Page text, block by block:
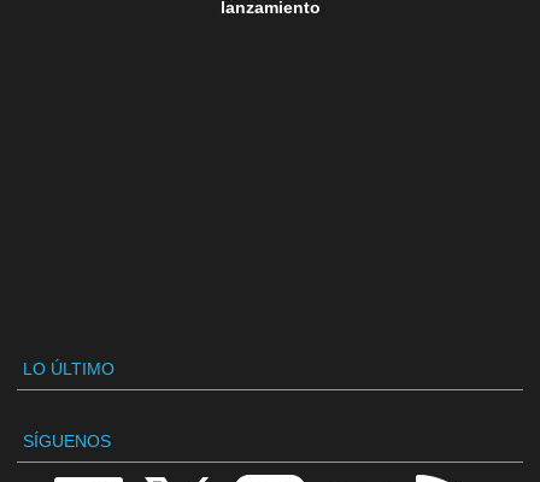
lanzamiento
LO ÚLTIMO
SÍGUENOS